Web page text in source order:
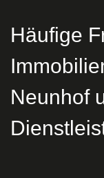
Häufige
Neunhof